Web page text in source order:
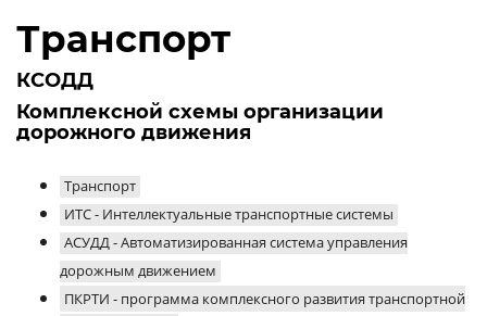
Транспорт
КСОДД
Комплексной схемы организации
дорожного движения
Транспорт
ИТС - Интеллектуальные транспортные системы
АСУДД - Автоматизированная система управления
дорожным движением
ПКРТИ - программа комплексного развития транспортной